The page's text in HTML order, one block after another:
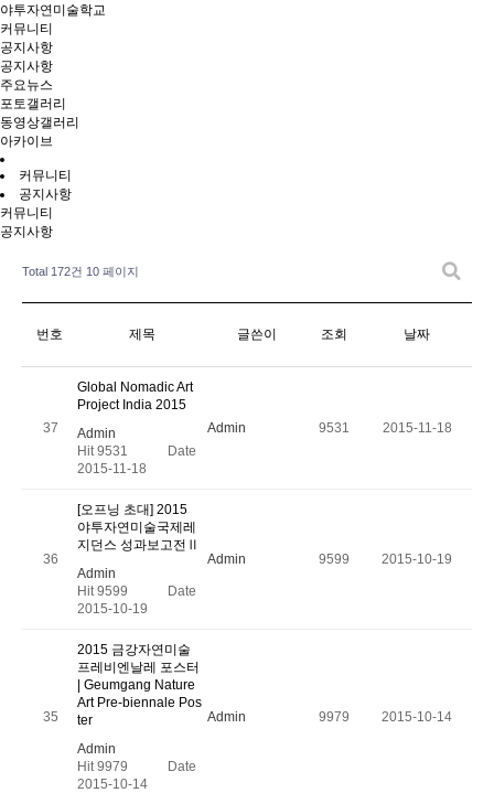
야투자연미술학교
커뮤니티
공지사항
공지사항
주요뉴스
포토갤러리
동영상갤러리
아카이브
커뮤니티
공지사항
커뮤니티
공지사항
Total 172건 10 페이지
번호 제목 글쓴이 조회 날짜
37
Global Nomadic Art
Project India 2015
Admin
Hit 9531
Date
2015-11-18
Admin 9531 2015-11-18
36
[오프닝 초대] 2015
야투자연미술국제레
지던스 성과보고전Ⅱ
Admin
Hit 9599
Date
2015-10-19
Admin 9599 2015-10-19
35
2015 금강자연미술
프레비엔날레 포스터
| Geumgang Nature
Art Pre-biennale Pos
ter
Admin
Hit 9979
Date
2015-10-14
Admin 9979 2015-10-14